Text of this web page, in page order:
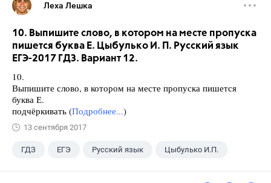
Леха Лешка
10. Выпишите слово, в котором на месте пропуска
пишется буква Е. Цыбулько И. П. Русский язык
ЕГЭ-2017 ГДЗ. Вариант 12.
10.
Выпишите слово, в котором на месте пропуска пишется
буква Е.
подчёркивать (Подробнее...)
13 сентября 2017
ГДЗ ЕГЭ Русский язык Цыбулько И.П.